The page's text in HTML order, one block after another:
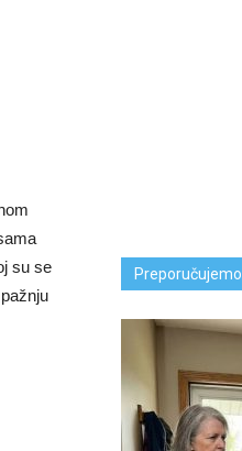
su se
Preporučujemo